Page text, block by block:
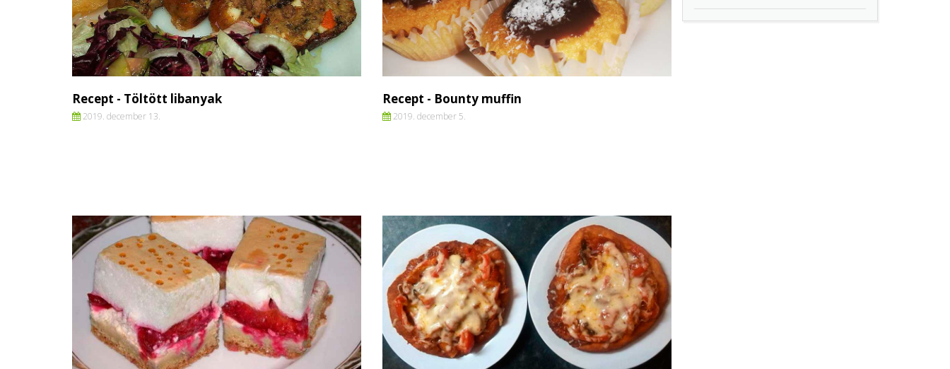
Recept - Töltött libanyak
2019. december 13.
Recept - Bounty muffin
2019. december 5.